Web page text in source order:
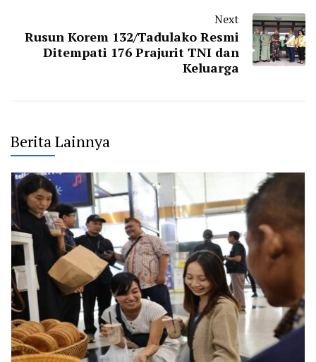
Next
Rusun Korem 132/Tadulako Resmi
Ditempati 176 Prajurit TNI dan
Keluarga
Berita Lainnya